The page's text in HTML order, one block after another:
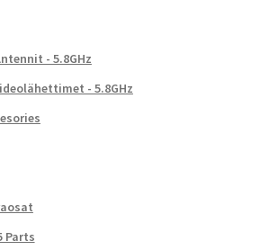
- 5.8GHz
- 5.8GHz
Parts